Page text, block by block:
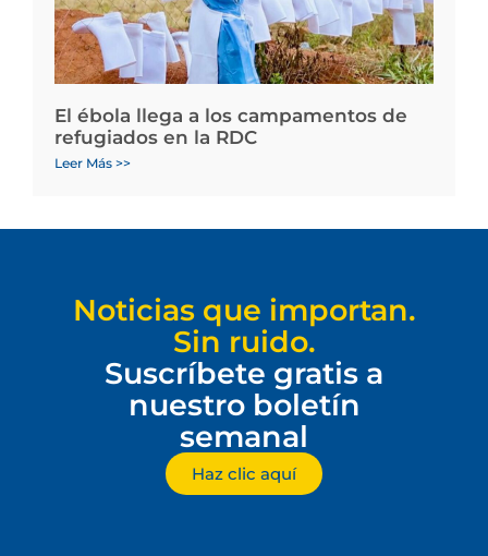
El ébola llega a los campamentos de
refugiados en la RDC
Leer Más >>
Noticias que importan.
Sin ruido.
Suscríbete gratis a
nuestro boletín
semanal
Haz clic aquí